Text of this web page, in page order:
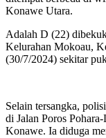
Konawe Utara.
Adalah D (22)
Kelurahan Mokoau,
(30/7/2024) sekitar
Selain tersangka,
di Jalan Poros
Konawe. Ia diduga